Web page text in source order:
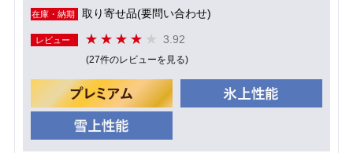
在庫・納期 取り寄せ品(要問い合わせ)
レビュー 3.92
(27件のレビューを見る)